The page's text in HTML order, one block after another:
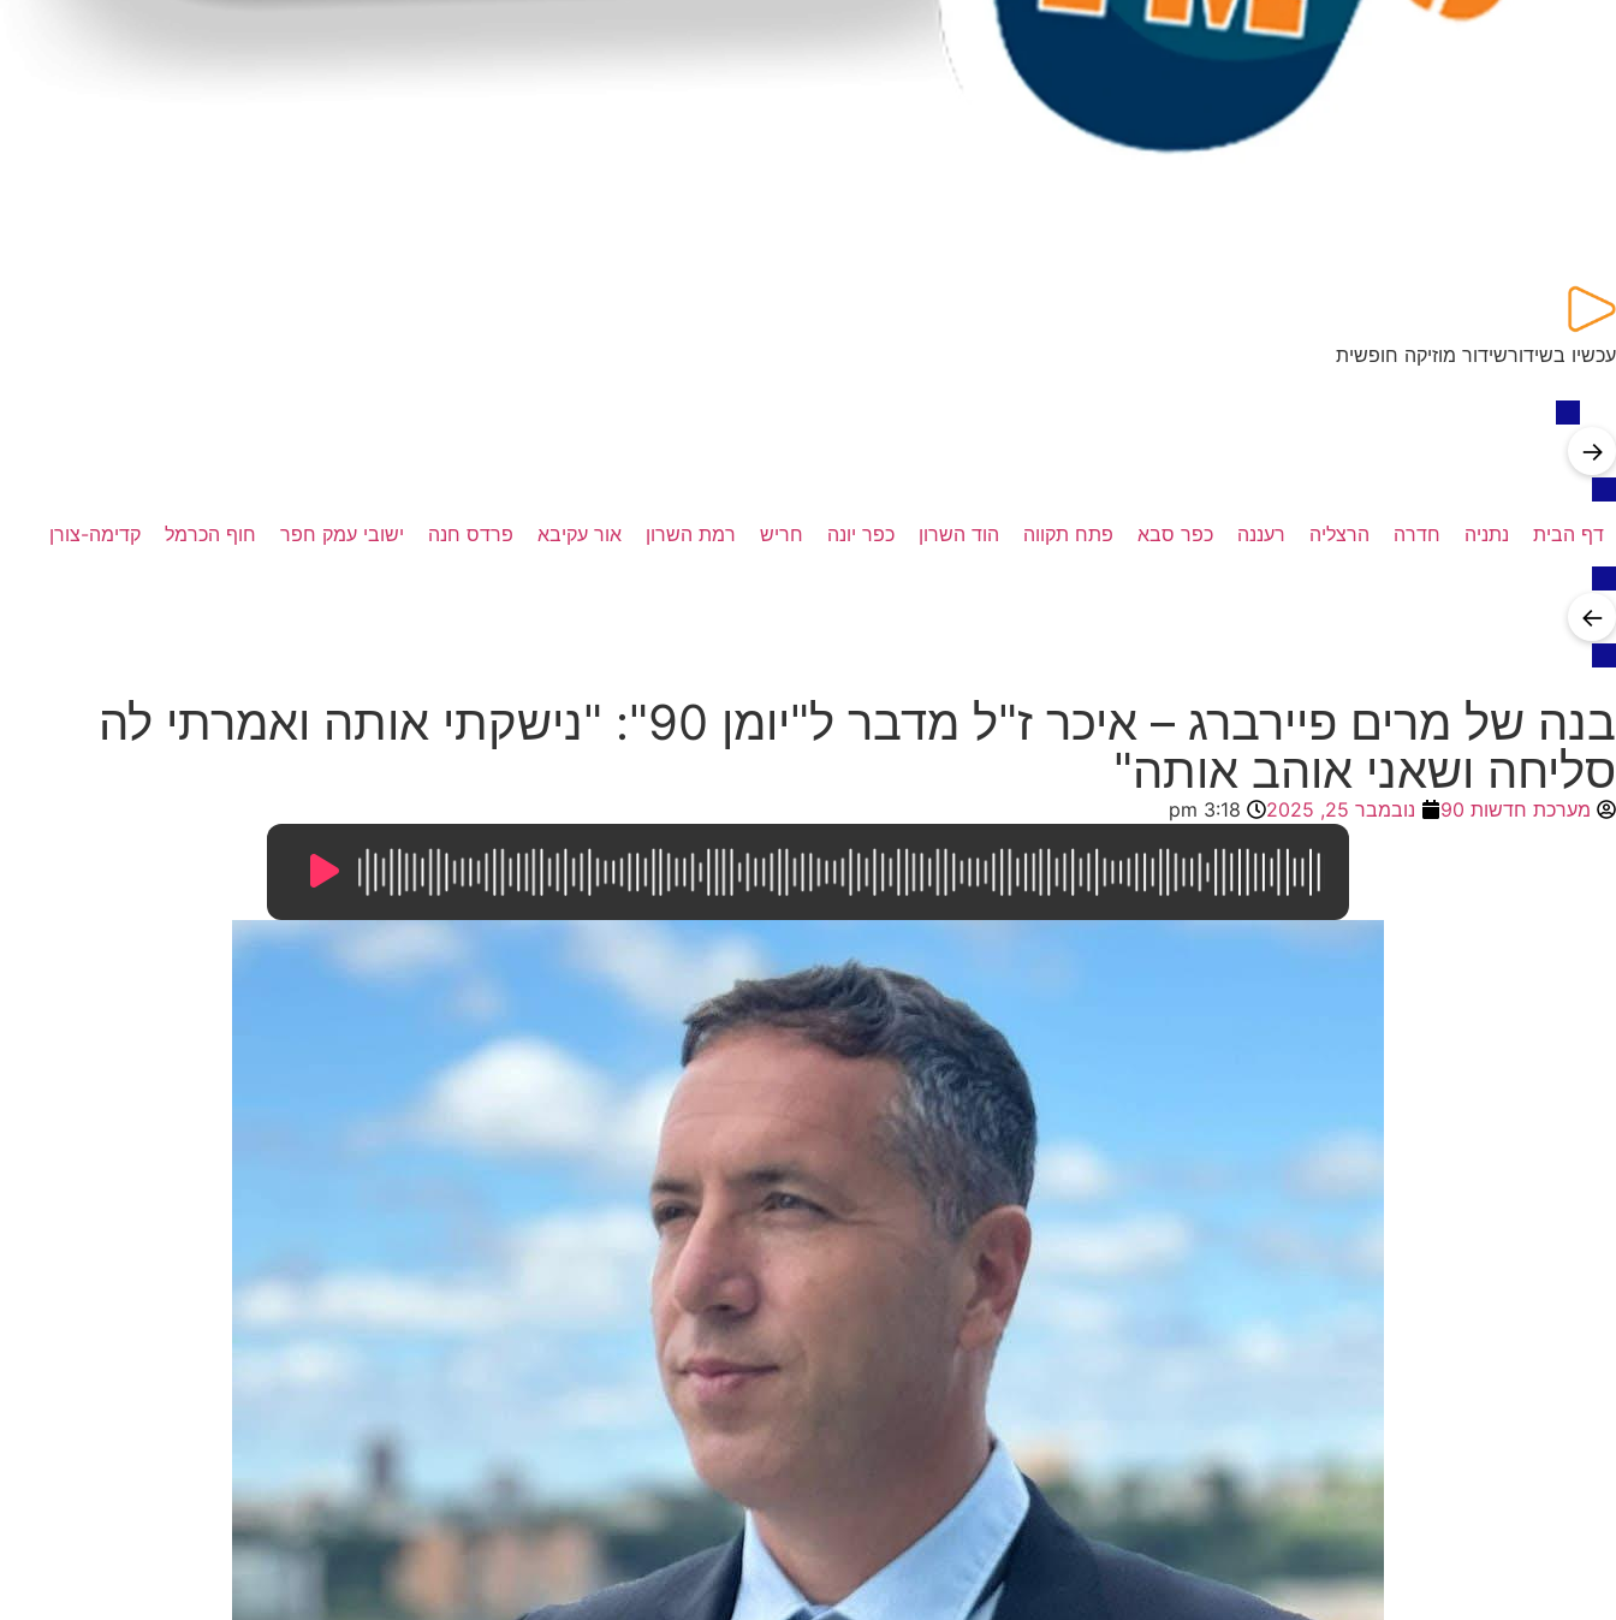
עכשיו בשידורשידור מוזיקה חופשית
→
דף הבית נתניה חדרה הרצליה רעננה כפר סבא פתח תקווה הוד השרון כפר יונה חריש רמת השרון אור עקיבא פרדס חנה ישובי עמק חפר חוף הכרמל קדימה-צורן
←
בנה של מרים פיירברג – איכר ז"ל מדבר ל"יומן 90": "נישקתי אותה ואמרתי לה
סליחה ושאני אוהב אותה"
מערכת חדשות 90 נובמבר 25, 2025 3:18 pm